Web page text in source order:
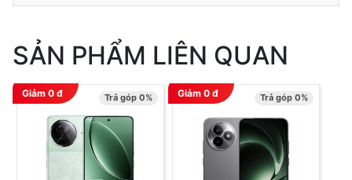
SẢN PHẨM LIÊN QUAN
Giảm 0đ Trả góp 0% Giảm 0đ Trả góp 0%